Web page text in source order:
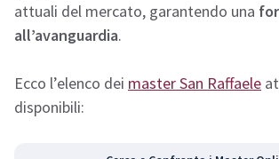
attuali del mercato, garantendo una
all’avanguardia.
Ecco l’elenco dei master San Raffaele
disponibili: